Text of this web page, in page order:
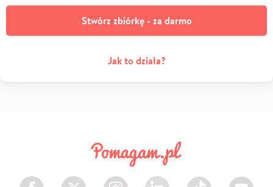
Stwórz zbiórkę - za darmo
Jak to działa?
Facebook Twitter Instagram LinkedIn TikTok Youtube